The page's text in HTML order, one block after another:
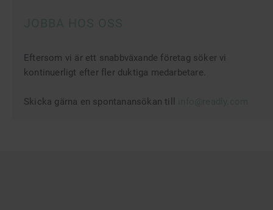
Eftersom vi är ett snabbväxande företag söker vi
kontinuerligt efter fler duktiga medarbetare.
Skicka gärna en spontanansökan till